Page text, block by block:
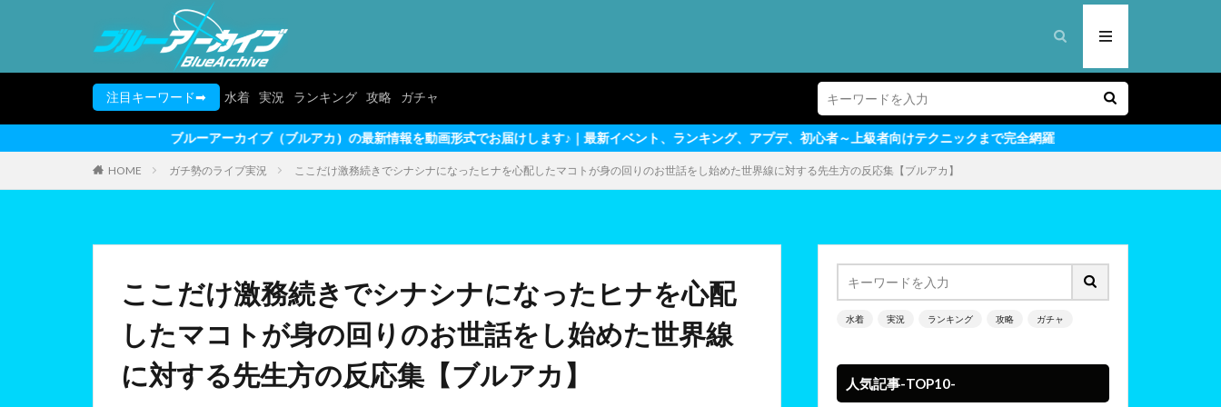
注目キーワード➡ 水着 実況 ランキング 攻略 ガチャ
ブルーアーカイブ（ブルアカ）の最新情報を動画形式でお届けします♪｜最新イベント、ランキング、アプデ、初心者～上級者向けテクニックまで完全網羅
HOME ガチ勢のライブ実況 ここだけ激務続きでシナシナになったヒナを心配したマコトが身の回りのお世話をし始めた世界線に対する先生方の反応集【ブルアカ】
ここだけ激務続きでシナシナになったヒナを心配
したマコトが身の回りのお世話をし始めた世界線
に対する先生方の反応集【ブルアカ】
水着 実況 ランキング 攻略 ガチャ
人気記事-TOP10-